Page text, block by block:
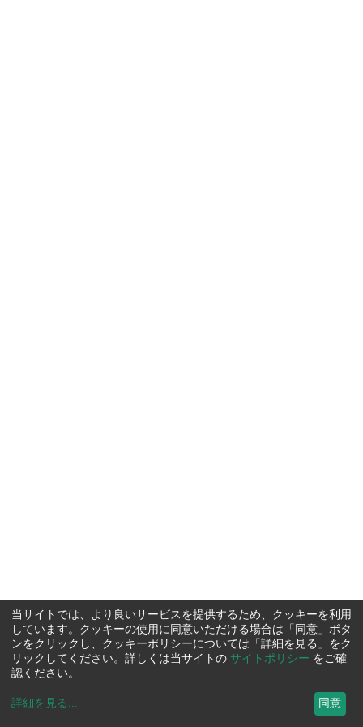
当サイトでは、より良いサービスを提供するため、クッキーを利用
しています。クッキーの使用に同意いただける場合は「同意」ボタ
ンをクリックし、クッキーポリシーについては「詳細を見る」をク
リックしてください。詳しくは当サイトの サイトポリシー をご確
認ください。
詳細を見る ... 同意